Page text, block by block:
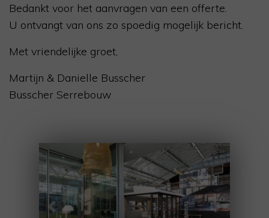
Bedankt voor het aanvragen van een offerte.
U ontvangt van ons zo spoedig mogelijk bericht.
Met vriendelijke groet,
Martijn & Danielle Busscher
Busscher Serrebouw
Previous Next